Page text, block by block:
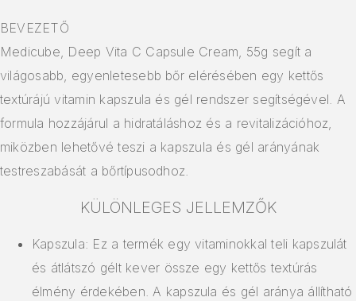
BEVEZETŐ
Medicube, Deep Vita C Capsule Cream, 55g segít a
világosabb, egyenletesebb bőr elérésében egy kettős
textúrájú vitamin kapszula és gél rendszer segítségével. A
formula hozzájárul a hidratáláshoz és a revitalizációhoz,
miközben lehetővé teszi a kapszula és gél arányának
testreszabását a bőrtípusodhoz.
KÜLÖNLEGES JELLEMZŐK
Kapszula: Ez a termék egy vitaminokkal teli kapszulát
és átlátszó gélt kever össze egy kettős textúrás
élmény érdekében. A kapszula és gél aránya állítható